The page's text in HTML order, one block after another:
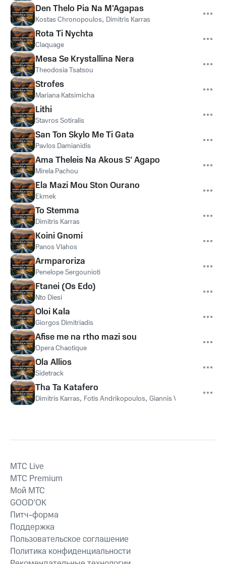
Den Thelo Pia Na M'Agapas
Kostas Chronopoulos, Dimitris Karras
Rota Ti Nychta
Claquage
Mesa Se Krystallina Nera
Theodosia Tsatsou
Strofes
Mariana Katsimicha
Lithi
Stavros Sotiralis
San Ton Skylo Me Ti Gata
Pavlos Damianidis
Ama Theleis Na Akous S' Agapo
Mirela Pachou
Ela Mazi Mou Ston Ourano
Ekmek
To Stemma
Dimitris Karras
Koini Gnomi
Panos Vlahos
Armparoriza
Penelope Sergounioti
Ftanei (Os Edo)
Nto Diesi
Oloi Kala
Giorgos Dimitriadis
Afise me na rtho mazi sou
Opera Chaotique
Ola Allios
Sidetrack
Tha Ta Katafero
Dimitris Karras, Fotis Andrikopoulos, Giannis Vasilotos
MTС Live
MTС Premium
Мой МТС
GOOD’OK
Питч-форма
Поддержка
Пользовательское соглашение
Политика конфиденциальности